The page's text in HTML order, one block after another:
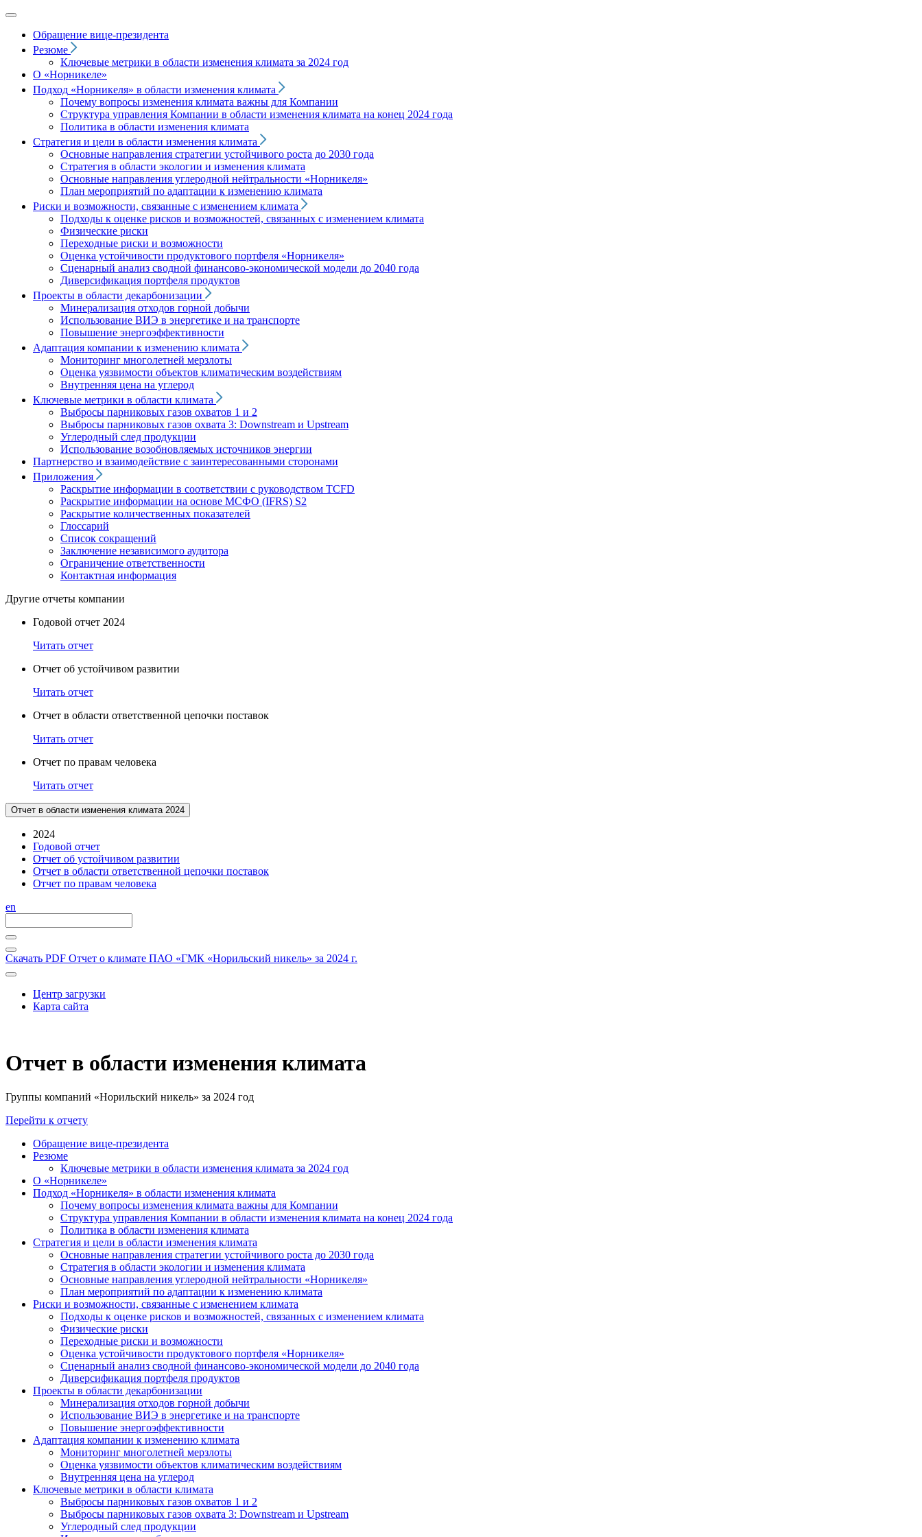
Обращение вице‑президента
Резюме
Ключевые метрики в области изменения климата за 2024 год
О «Норникеле»
Подход «Норникеля» в области изменения климата
Почему вопросы изменения климата важны для Компании
Структура управления Компании в области изменения климата на конец 2024 года
Политика в области изменения климата
Стратегия и цели в области изменения климата
Основные направления стратегии устойчивого роста до 2030 года
Стратегия в области экологии и изменения климата
Основные направления углеродной нейтральности «Норникеля»
План мероприятий по адаптации к изменению климата
Риски и возможности, связанные с изменением климата
Подходы к оценке рисков и возможностей, связанных с изменением климата
Физические риски
Переходные риски и возможности
Оценка устойчивости продуктового портфеля «Норникеля»
Сценарный анализ сводной финансово-экономической модели до 2040 года
Диверсификация портфеля продуктов
Проекты в области декарбонизации
Минерализация отходов горной добычи
Использование ВИЭ в энергетике и на транспорте
Повышение энергоэффективности
Адаптация компании к изменению климата
Мониторинг многолетней мерзлоты
Оценка уязвимости объектов климатическим воздействиям
Внутренняя цена на углерод
Ключевые метрики в области климата
Выбросы парниковых газов охватов 1 и 2
Выбросы парниковых газов охвата 3: Downstream и Upstream
Углеродный след продукции
Использование возобновляемых источников энергии
Партнерство и взаимодействие с заинтересованными сторонами
Приложения
Раскрытие информации в соответствии с руководством TCFD
Раскрытие информации на основе МСФО (IFRS) S2
Раскрытие количественных показателей
Глоссарий
Список сокращений
Заключение независимого аудитора
Ограничение ответственности
Контактная информация
Другие отчеты компании
Годовой отчет 2024
Читать отчет
Отчет об устойчивом развитии
Читать отчет
Отчет в области ответственной цепочки поставок
Читать отчет
Отчет по правам человека
Читать отчет
Отчет в области изменения климата 2024
2024
Годовой отчет
Отчет об устойчивом развитии
Отчет в области ответственной цепочки поставок
Отчет по правам человека
en
Скачать PDF Отчет о климате ПАО «ГМК «Норильский никель» за 2024 г.
Центр загрузки
Карта сайта
Отчет в области изменения климата
Группы компаний «Норильский никель» за 2024 год
Перейти к отчету
Обращение вице-президента
Резюме
Ключевые метрики в области изменения климата за 2024 год
О «Норникеле»
Подход «Норникеля» в области изменения климата
Почему вопросы изменения климата важны для Компании
Структура управления Компании в области изменения климата на конец 2024 года
Политика в области изменения климата
Стратегия и цели в области изменения климата
Основные направления стратегии устойчивого роста до 2030 года
Стратегия в области экологии и изменения климата
Основные направления углеродной нейтральности «Норникеля»
План мероприятий по адаптации к изменению климата
Риски и возможности, связанные с изменением климата
Подходы к оценке рисков и возможностей, связанных с изменением климата
Физические риски
Переходные риски и возможности
Оценка устойчивости продуктового портфеля «Норникеля»
Сценарный анализ сводной финансово-экономической модели до 2040 года
Диверсификация портфеля продуктов
Проекты в области декарбонизации
Минерализация отходов горной добычи
Использование ВИЭ в энергетике и на транспорте
Повышение энергоэффективности
Адаптация компании к изменению климата
Мониторинг многолетней мерзлоты
Оценка уязвимости объектов климатическим воздействиям
Внутренняя цена на углерод
Ключевые метрики в области климата
Выбросы парниковых газов охватов 1 и 2
Выбросы парниковых газов охвата 3: Downstream и Upstream
Углеродный след продукции